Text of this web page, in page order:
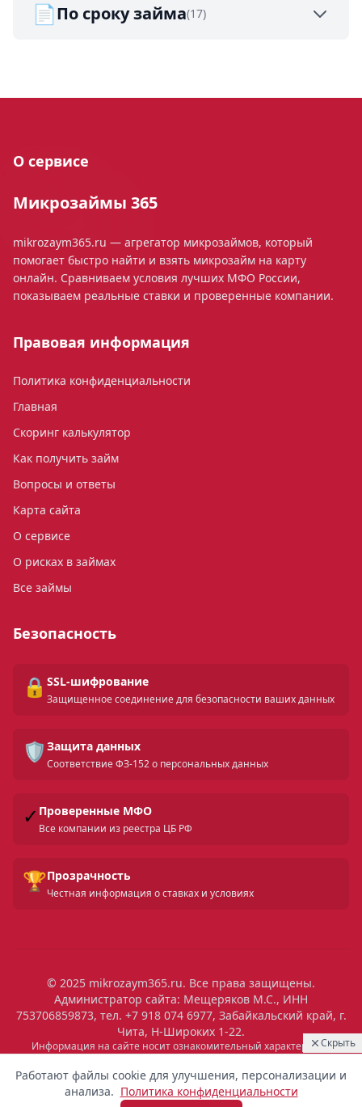
Скрыть
06:14
Выдан
Пермь
Работают файлы cookie для улучшения, персонализации и
анализа. Политика конфиденциальности
📄По сроку займа(17)
О сервисе
Микрозаймы 365
mikrozaym365.ru — агрегатор микрозаймов, который
помогает быстро найти и взять микрозайм на карту
онлайн. Сравниваем условия лучших МФО России,
показываем реальные ставки и проверенные компании.
Правовая информация
Политика конфиденциальности
Главная
Скоринг калькулятор
Как получить займ
Вопросы и ответы
Карта сайта
О сервисе
О рисках в займах
Все займы
Безопасность
🔒 SSL-шифрование
Защищенное соединение для безопасности ваших данных
🛡️ Защита данных
Соответствие ФЗ-152 о персональных данных
✓ Проверенные МФО
Все компании из реестра ЦБ РФ
🏆Прозрачность
Честная информация о ставках и условиях
© 2025 mikrozaym365.ru. Все права защищены.
Администратор сайта: Мещеряков М.С., ИНН
753706859873, тел. +7 918 074 6977, Забайкальский край, г.
Чита, Н-Широких 1-22.
Информация на сайте носит ознакомительный характер и не
является публичной офертой. Все условия микрозаймов уточняйте
на сайтах МФО. Помните: займ — это обязательство, которое
необходимо исполнять. Невыполнение обязательств влечет штрафы
и ухудшение кредитной истории. Услуги предоставляются